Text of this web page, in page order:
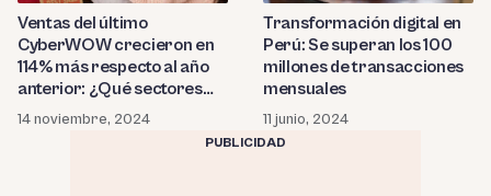
Ventas del último
CyberWOW crecieron en
114% más respecto al año
anterior: ¿Qué sectores
destacaron?
14 noviembre, 2024
Transformación digital en
Perú: Se superan los 100
millones de transacciones
mensuales
11 junio, 2024
PUBLICIDAD